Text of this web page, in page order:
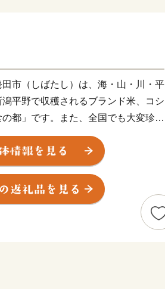
市（しばたし）は、海・山・川・平
平野で収穫されるブランド米、コシ
都」です。また、全国でも大変珍し
う新発田のシンボル新発田城のある
化が漂うまちをお愉しみいただいた
硫黄成分含有量を誇る名湯『月岡温
輝くお湯を堪能し、四季折々の多彩
の味を堪能できます。
館でゆったり、美味しい料理に舌鼓。